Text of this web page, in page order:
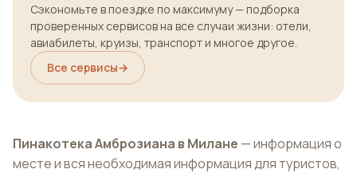
Сэкономьте в поездке по максимуму — подборка
проверенных сервисов на все случаи жизни: отели,
авиабилеты, круизы, транспорт и многое другое.
Все сервисы→
Пинакотека Амброзиана в Милане — информация о
месте и вся необходимая информация для туристов,